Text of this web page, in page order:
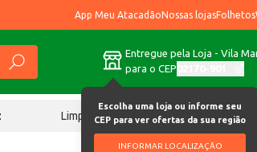
App Meu AtacadãoNossas lojasFolhetos
Entregue pela Loja - Vila
para o CEP
Escolha uma loja ou informe seu
CEP para ver ofertas da sua região
INFORMAR LOCALIZAÇÃO
Limpeza Chocolates